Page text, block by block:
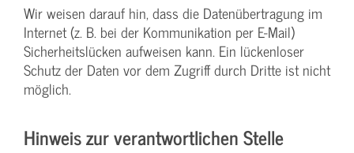
Wir weisen darauf hin, dass die Datenübertragung im
Internet (z. B. bei der Kommunikation per E-Mail)
Sicherheitslücken aufweisen kann. Ein lückenloser
Schutz der Daten vor dem Zugriff durch Dritte ist nicht
möglich.
Hinweis zur verantwortlichen Stelle